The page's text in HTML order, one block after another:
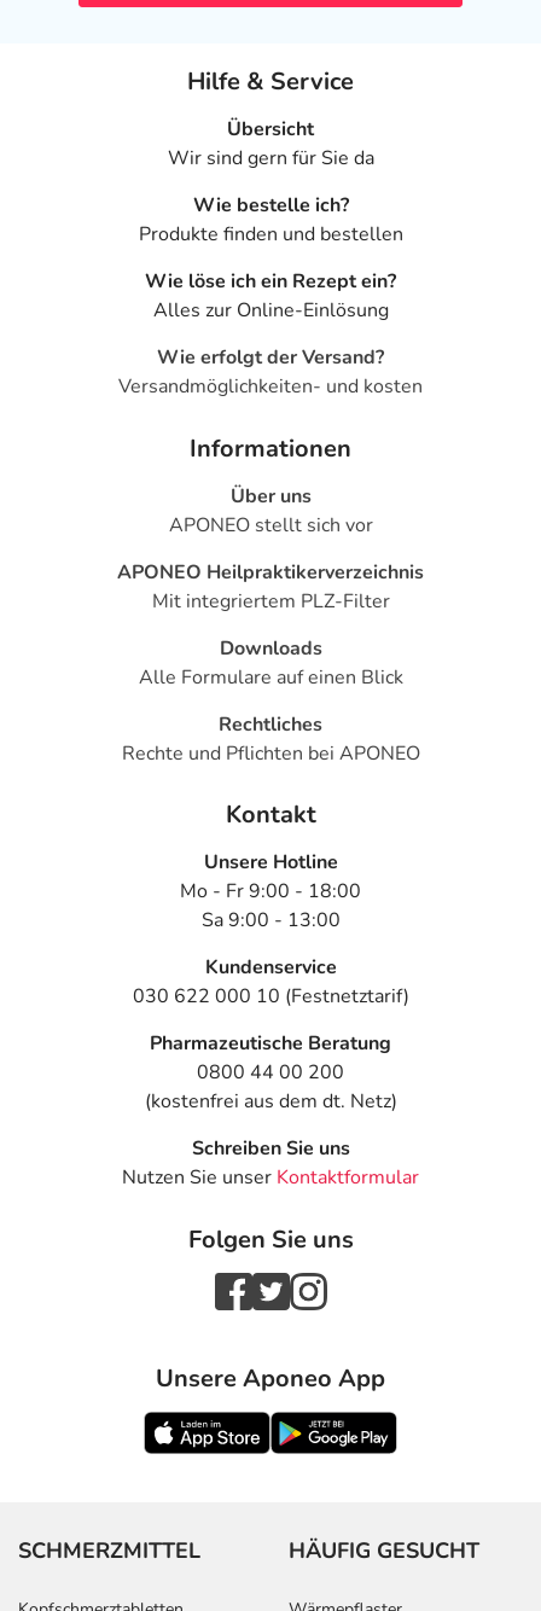
Hilfe & Service
Übersicht
Wir sind gern für Sie da
Wie bestelle ich?
Produkte finden und bestellen
Wie löse ich ein Rezept ein?
Alles zur Online-Einlösung
Wie erfolgt der Versand?
Versandmöglichkeiten- und kosten
Informationen
Über uns
APONEO stellt sich vor
APONEO Heilpraktikerverzeichnis
Mit integriertem PLZ-Filter
Downloads
Alle Formulare auf einen Blick
Rechtliches
Rechte und Pflichten bei APONEO
Kontakt
Unsere Hotline
Mo - Fr 9:00 - 18:00
Sa 9:00 - 13:00
Kundenservice
030 622 000 10 (Festnetztarif)
Pharmazeutische Beratung
0800 44 00 200
(kostenfrei aus dem dt. Netz)
Schreiben Sie uns
Nutzen Sie unser Kontaktformular
Folgen Sie uns
Unsere Aponeo App
SCHMERZMITTEL HÄUFIG GESUCHT